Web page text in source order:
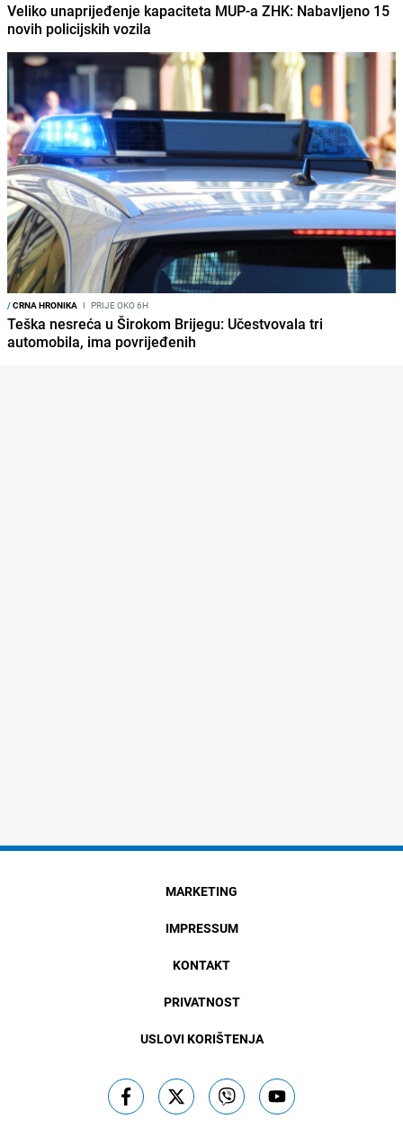
Veliko unaprijeđenje kapaciteta MUP-a ZHK: Nabavljeno 15
novih policijskih vozila
/CRNA HRONIKA I PRIJE OKO 6H
Teška nesreća u Širokom Brijegu: Učestvovala tri
automobila, ima povrijeđenih
MARKETING
IMPRESSUM
KONTAKT
PRIVATNOST
USLOVI KORIŠTENJA